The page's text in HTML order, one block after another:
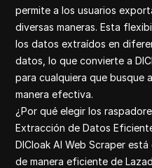
permite a los usuarios
diversas maneras. Esta
los datos extraídos en
datos, lo que convierte a
para cualquiera que busque
manera efectiva.
¿Por qué elegir los
Extracción de Datos
DICloak AI Web Scraper
de manera eficiente de